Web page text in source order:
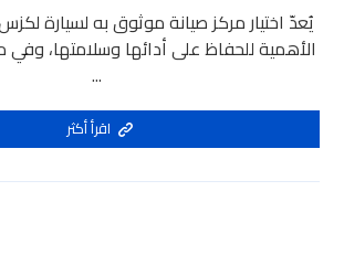
يُعدّ اختيار مركز صيانة موثوق به لسيارة
الأهمية للحفاظ على أدائها وسلامتها، وفي
...
اقرأ أكثر